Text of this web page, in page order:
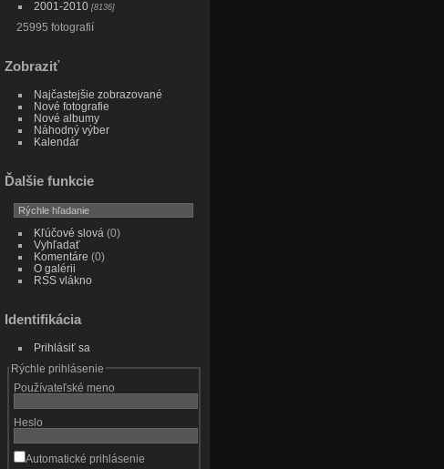
2001-2010 8136
25995 fotografií
Zobraziť
Najčastejšie zobrazované
Nové fotografie
Nové albumy
Náhodný výber
Kalendár
Ďalšie funkcie
Kľúčové slová (0)
Vyhľadať
Komentáre (0)
O galérii
RSS vlákno
Identifikácia
Prihlásiť sa
Rýchle prihlásenie
Používateľské meno
Heslo
Automatické prihlásenie